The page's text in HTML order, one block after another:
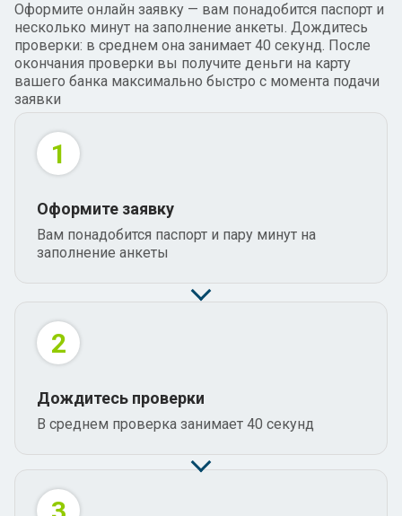
Оформите онлайн заявку — вам понадобится паспорт и
несколько минут на заполнение анкеты. Дождитесь
проверки: в среднем она занимает 40 секунд. После
окончания проверки вы получите деньги на карту
вашего банка максимально быстро с момента подачи
заявки
1
Оформите заявку
Вам понадобится паспорт и пару минут на
заполнение анкеты
2
Дождитесь проверки
В среднем проверка занимает 40 секунд